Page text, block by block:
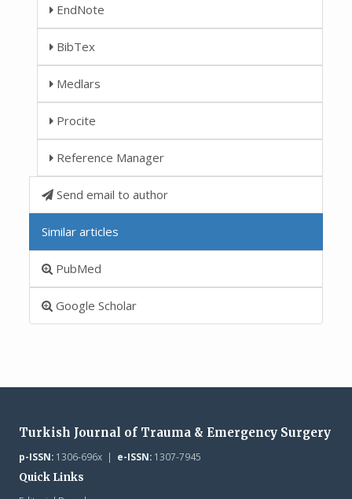
EndNote
BibTex
Medlars
Procite
Reference Manager
Send email to author
Similar articles
PubMed
Google Scholar
Turkish Journal of Trauma & Emergency Surgery
p-ISSN:1306-696x | e-ISSN:1307-7945
Quick Links